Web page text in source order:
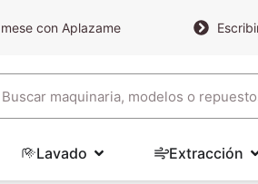
con Aplazame
Lavado Extracción